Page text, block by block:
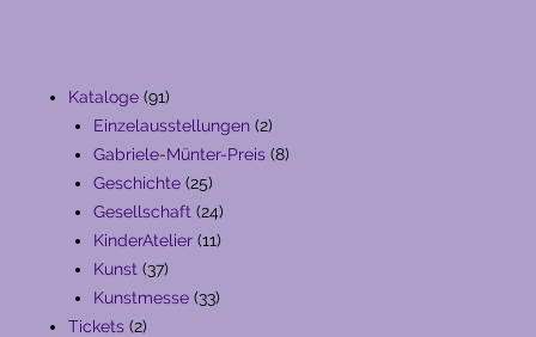
Kataloge 9191
Produkte
Einzelausstellungen 22
Produkte
Gabriele-Münter-Preis 88
Geschichte 2525
Produkte
Gesellschaft 2424
Produkte
KinderAtelier 1111
Kunst 3737
Produkte
Kunstmesse 3333
Tickets 22